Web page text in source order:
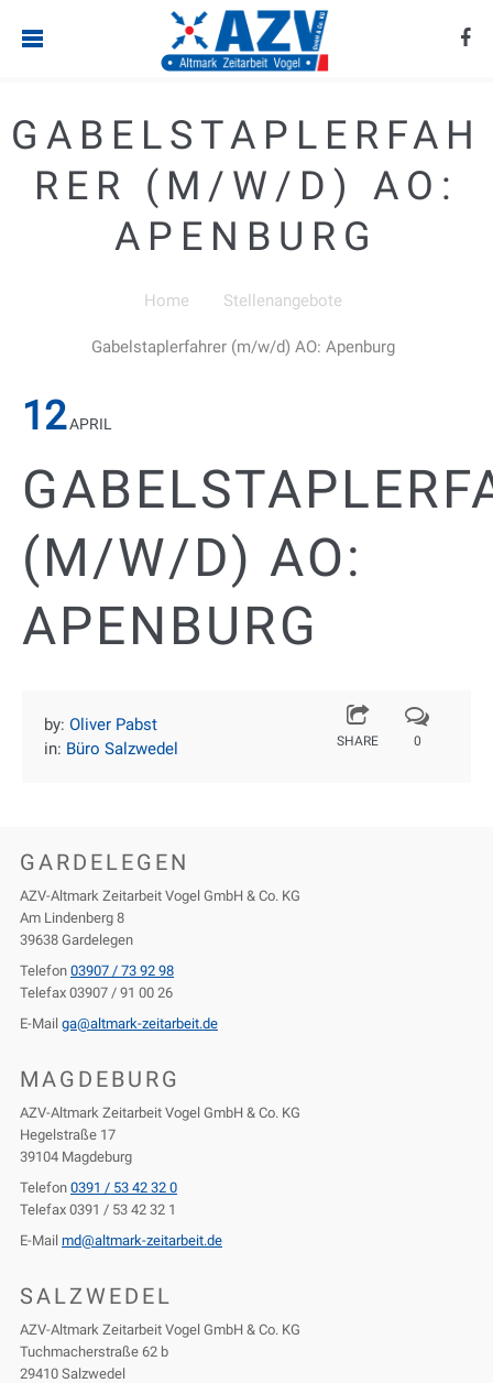
GABELSTAPLERFAH
RER (M/W/D) AO:
APENBURG
Home Stellenangebote
Gabelstaplerfahrer (m/w/d) AO: Apenburg
12APRIL
(M/W/D) AO:
APENBURG
by: Oliver Pabst
in: Büro Salzwedel SHARE 0
GARDELEGEN
AZV-Altmark Zeitarbeit Vogel GmbH & Co. KG
Am Lindenberg 8
39638 Gardelegen
Telefon 03907 / 73 92 98
Telefax 03907 / 91 00 26
E-Mail ga@altmark-zeitarbeit.de
MAGDEBURG
AZV-Altmark Zeitarbeit Vogel GmbH & Co. KG
Hegelstraße 17
39104 Magdeburg
Telefon 0391 / 53 42 32 0
Telefax 0391 / 53 42 32 1
E-Mail md@altmark-zeitarbeit.de
SALZWEDEL
AZV-Altmark Zeitarbeit Vogel GmbH & Co. KG
Tuchmacherstraße 62 b
29410 Salzwedel